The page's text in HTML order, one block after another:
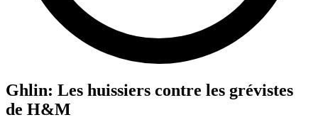
Ghlin: Les huissiers contre les grévistes
de H&M